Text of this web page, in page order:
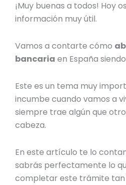
¡Muy buenas a todos! Hoy
información muy útil.
Vamos a contartecómo
bancaria en España
Este es un tema muy
incumbe cuando vamos a
siempre trae algún que
cabeza.
En este artículo te lo
sabrás perfectamente lo
completar este trámite